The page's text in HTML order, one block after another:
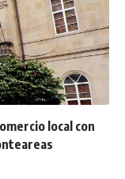
local con